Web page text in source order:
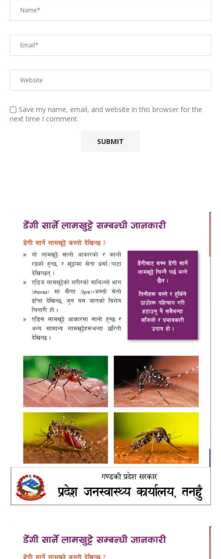
Save my name, email, and website in this browser for the
next time I comment.